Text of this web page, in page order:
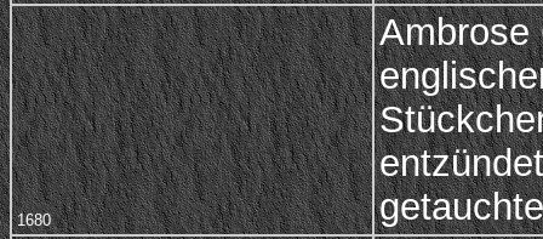
1680
Ambrose